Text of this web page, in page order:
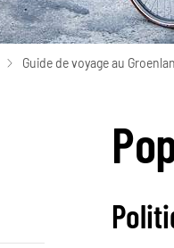
Guide de voyage au